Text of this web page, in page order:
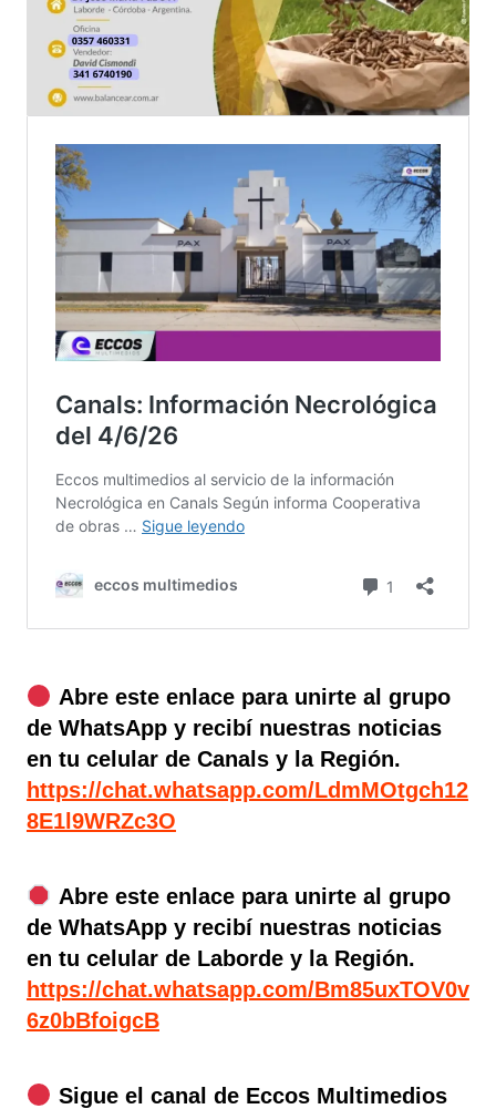
Abre este enlace para unirte al grupo
de WhatsApp y recibí nuestras noticias
en tu celular de Canals y la Región.
https://chat.whatsapp.com/LdmMOtgch12
8E1l9WRZc3O
Abre este enlace para unirte al grupo
de WhatsApp y recibí nuestras noticias
en tu celular de Laborde y la Región.
https://chat.whatsapp.com/Bm85uxTOV0v
6z0bBfoigcB
Sigue el canal de Eccos Multimedios